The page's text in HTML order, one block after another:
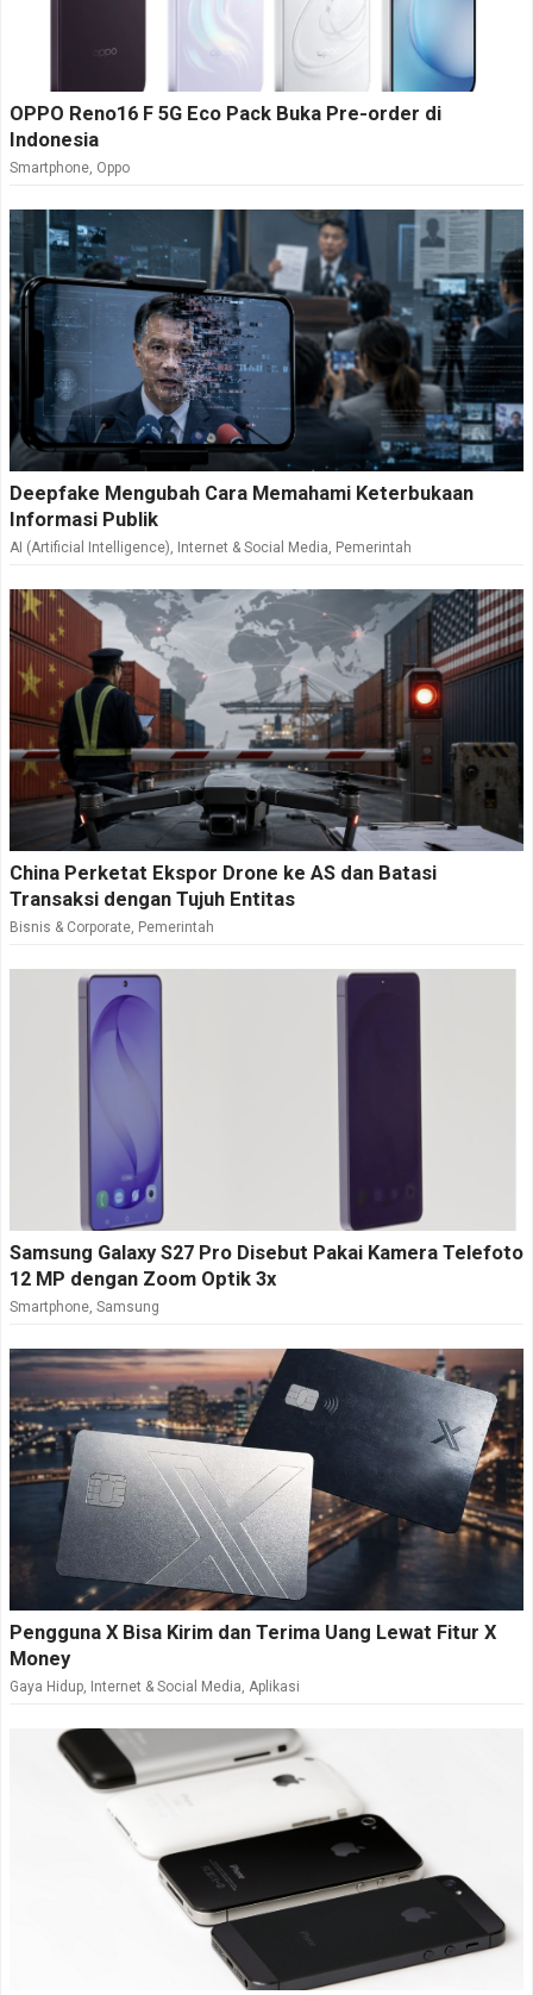
OPPO Reno16 F 5G Eco Pack Buka Pre-order di
Indonesia
Smartphone, Oppo
Deepfake Mengubah Cara Memahami Keterbukaan
Informasi Publik
AI (Artificial Intelligence), Internet & Social Media, Pemerintah
China Perketat Ekspor Drone ke AS dan Batasi
Transaksi dengan Tujuh Entitas
Bisnis & Corporate, Pemerintah
Samsung Galaxy S27 Pro Disebut Pakai Kamera Telefoto
12 MP dengan Zoom Optik 3x
Smartphone, Samsung
Pengguna X Bisa Kirim dan Terima Uang Lewat Fitur X
Money
Gaya Hidup, Internet & Social Media, Aplikasi